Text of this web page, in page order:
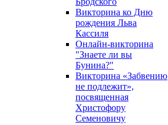
Викторина ко Дню
рождения Льва
Кассиля
Онлайн-викторина
"Знаете ли вы
Бунина?"
Викторина «Забвению
не подлежит»,
посвященная
Христофору
Семеновичу